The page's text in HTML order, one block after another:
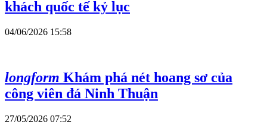
khách quốc tế kỷ lục
04/06/2026 15:58
longform Khám phá nét hoang sơ của
công viên đá Ninh Thuận
27/05/2026 07:52